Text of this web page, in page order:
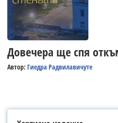
Довечера ще спя
Автор: Гиедра Радвилавичуте